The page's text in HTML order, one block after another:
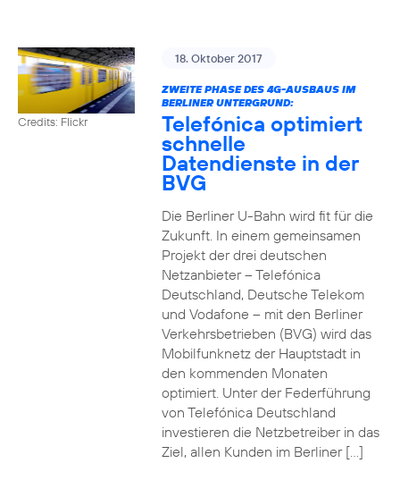
Credits: Flickr
18. Oktober 2017
ZWEITE PHASE DES 4G-AUSBAUS IM
BERLINER UNTERGRUND:
Telefónica optimiert
schnelle
Datendienste in der
BVG
Die Berliner U-Bahn wird fit für die
Zukunft. In einem gemeinsamen
Projekt der drei deutschen
Netzanbieter – Telefónica
Deutschland, Deutsche Telekom
und Vodafone – mit den Berliner
Verkehrsbetrieben (BVG) wird das
Mobilfunknetz der Hauptstadt in
den kommenden Monaten
optimiert. Unter der Federführung
von Telefónica Deutschland
investieren die Netzbetreiber in das
Ziel, allen Kunden im Berliner […]